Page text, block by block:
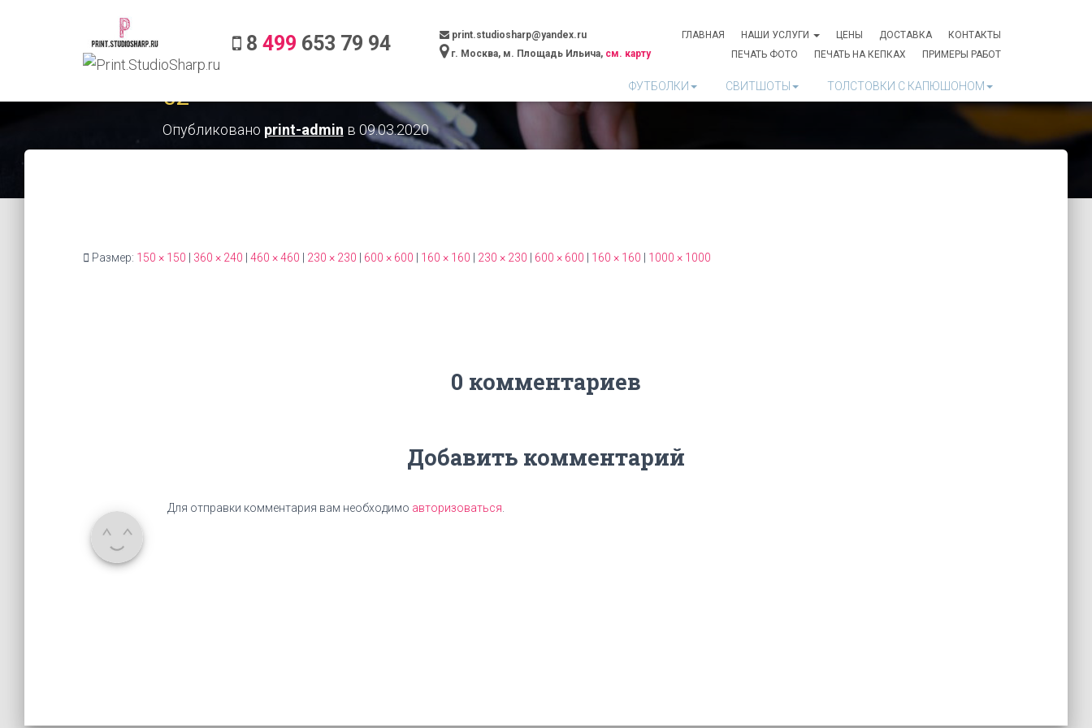
8 499 653 79 94
print.studiosharp@yandex.ru
г. Москва, м. Площадь Ильича, см. карту
ТОЛСТОВКИ С КАПЮШОНОМ
СВИТШОТЫ
ФУТБОЛКИ
ГЛАВНАЯ НАШИ УСЛУГИ ЦЕНЫ ДОСТАВКА
КОНТАКТЫ
ПЕЧАТЬ ФОТО
ПЕЧАТЬ НА КЕПКАХ ПРИМЕРЫ РАБОТ
02
Опубликовано print-admin в 09.03.2020
Размер: 150 × 150 360 × 240 460 × 460 230 × 230 600 × 600 160 × 160 230 × 230 600 × 600 160 × 160 1000 × 1000
0 комментариев
Добавить комментарий
Для отправки комментария вам необходимо авторизоваться